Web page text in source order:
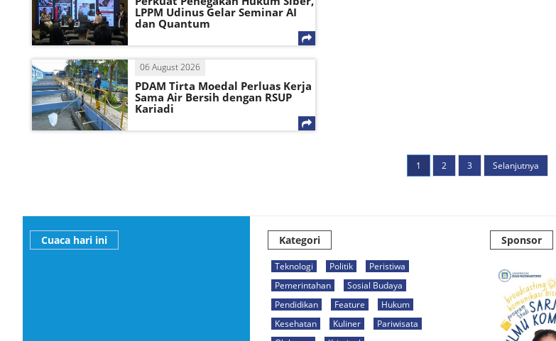
LPPM Udinus Gelar Seminar AI
dan Quantum
06 August 2026
PDAM Tirta Moedal Perluas Kerja
Sama Air Bersih dengan RSUP
Kariadi
1 2 3 Selanjutnya
Cuaca hari ini Kategori
Teknologi Politik
Peristiwa
Pemerintahan
Sosial Budaya
Pendidikan
Feature
Hukum
Kesehatan
Kuliner
Pariwisata
Sponsor